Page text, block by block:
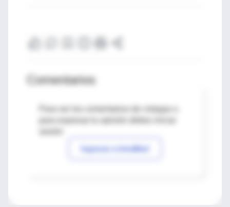
Comentarios
Para ver los comentarios de colegas o
Ingresar a IntraMed